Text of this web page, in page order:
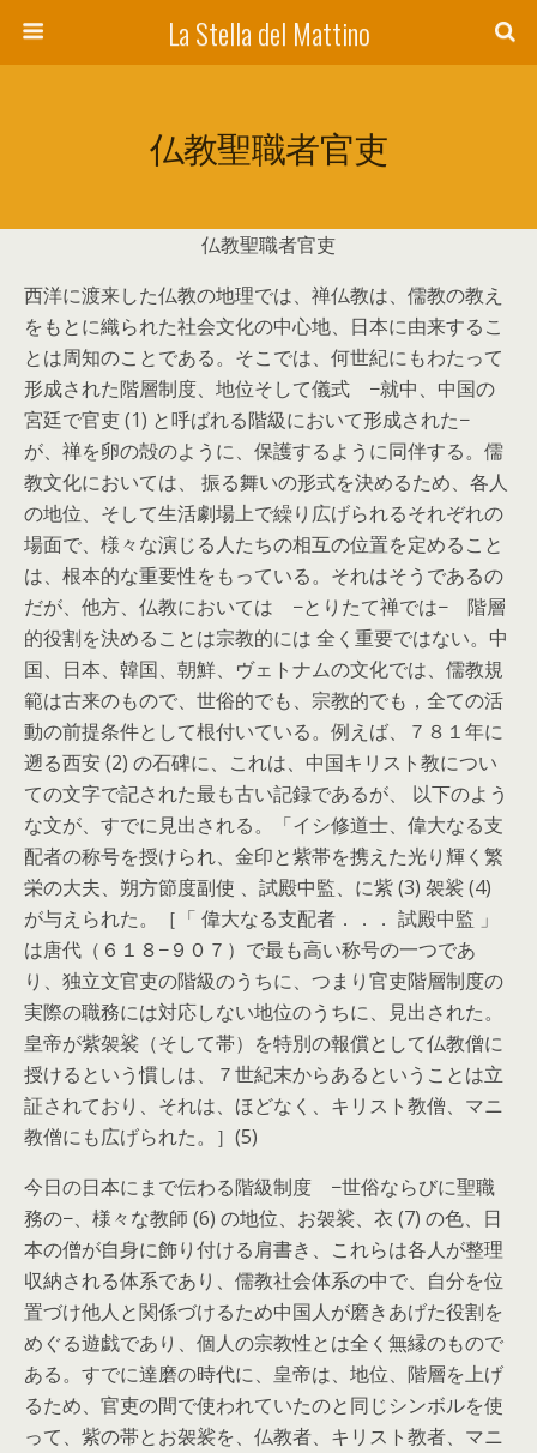
La Stella del Mattino
仏教聖職者官吏
仏教聖職者官吏
西洋に渡来した仏教の地理では、禅仏教は、儒教の教え
をもとに織られた社会文化の中心地、日本に由来するこ
とは周知のことである。そこでは、何世紀にもわたって
形成された階層制度、地位そして儀式 −就中、中国の
宮廷で官吏 (1) と呼ばれる階級において形成された−
が、禅を卵の殻のように、保護するように同伴する。儒
教文化においては、 振る舞いの形式を決めるため、各人
の地位、そして生活劇場上で繰り広げられるそれぞれの
場面で、様々な演じる人たちの相互の位置を定めること
は、根本的な重要性をもっている。それはそうであるの
だが、他方、仏教においては −とりたて禅では− 階層
的役割を決めることは宗教的には 全く重要ではない。中
国、日本、韓国、朝鮮、ヴェトナムの文化では、儒教規
範は古来のもので、世俗的でも、宗教的でも，全ての活
動の前提条件として根付いている。例えば、７８１年に
遡る西安 (2) の石碑に、これは、中国キリスト教につい
ての文字で記された最も古い記録であるが、 以下のよう
な文が、すでに見出される。「イシ修道士、偉大なる支
配者の称号を授けられ、金印と紫帯を携えた光り輝く繁
栄の大夫、朔方節度副使 、試殿中監、に紫 (3) 袈裟 (4)
が与えられた。［「 偉大なる支配者．．． 試殿中監 」
は唐代（６１８−９０７）で最も高い称号の一つであ
り、独立文官吏の階級のうちに、つまり官吏階層制度の
実際の職務には対応しない地位のうちに、見出された。
皇帝が紫袈裟（そして帯）を特別の報償として仏教僧に
授けるという慣しは、７世紀末からあるということは立
証されており、それは、ほどなく、キリスト教僧、マニ
教僧にも広げられた。］(5)
今日の日本にまで伝わる階級制度 −世俗ならびに聖職
務の−、様々な教師 (6) の地位、お袈裟、衣 (7) の色、日
本の僧が自身に飾り付ける肩書き、これらは各人が整理
収納される体系であり、儒教社会体系の中で、自分を位
置づけ他人と関係づけるため中国人が磨きあげた役割を
めぐる遊戯であり、個人の宗教性とは全く無縁のもので
ある。すでに達磨の時代に、皇帝は、地位、階層を上げ
るため、官吏の間で使われていたのと同じシンボルを使
って、紫の帯とお袈裟を、仏教者、キリスト教者、マニ